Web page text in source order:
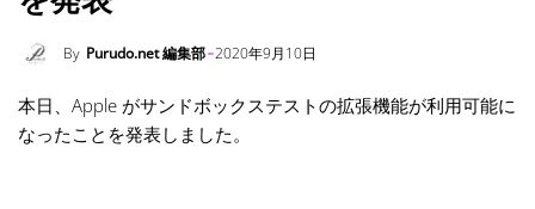
By Purudo.net 編集部 2020年9月10日
本日、Apple がサンドボックステストの拡張機能が利用可能に
なったことを発表しました。